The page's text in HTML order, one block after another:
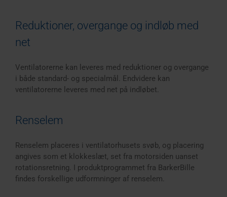
Reduktioner, overgange og indløb med
net
Ventilatorerne kan leveres med reduktioner og overgange
i både standard- og specialmål. Endvidere kan
ventilatorerne leveres med net på indløbet.
Renselem
Renselem placeres i ventilatorhusets svøb, og placering
angives som et klokkeslæt, set fra motorsiden uanset
rotationsretning. I produktprogrammet fra BarkerBille
findes forskellige udformninger af renselem.